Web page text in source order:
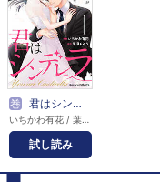
巻 君はシンデレラ～孤高な御曹司が絶え間なく愛を注ぐ理由～【財閥御曹司シリーズ】
試し読み